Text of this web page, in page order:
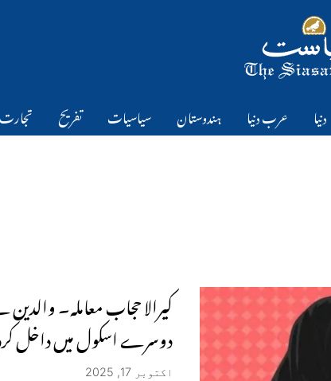
دنیا عرب دنیا ہندوستان سیاسیات تفریح تجارت
کیرالا حجاب معاملہ۔
دوسرے اسکول میں داخل
اکتوبر 17, 2025